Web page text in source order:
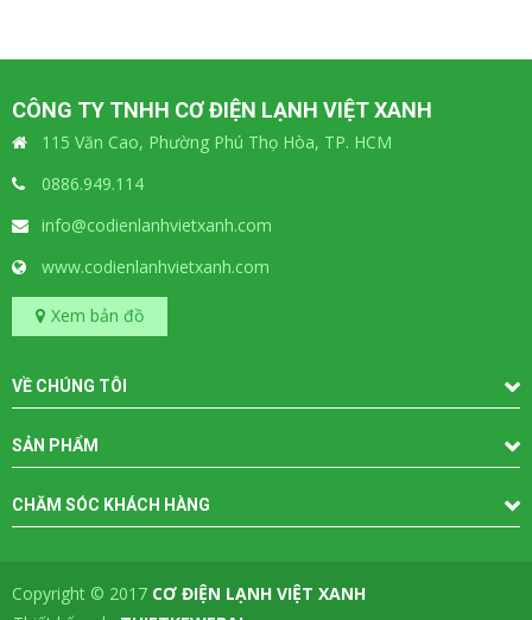
CÔNG TY TNHH CƠ ĐIỆN LẠNH VIỆT XANH
115 Văn Cao, Phường Phú Thọ Hòa, TP. HCM
0886.949.114
info@codienlanhvietxanh.com
www.codienlanhvietxanh.com
Xem bản đồ
VỀ CHÚNG TÔI
SẢN PHẨM
CHĂM SÓC KHÁCH HÀNG
Copyright © 2017 CƠ ĐIỆN LẠNH VIỆT XANH